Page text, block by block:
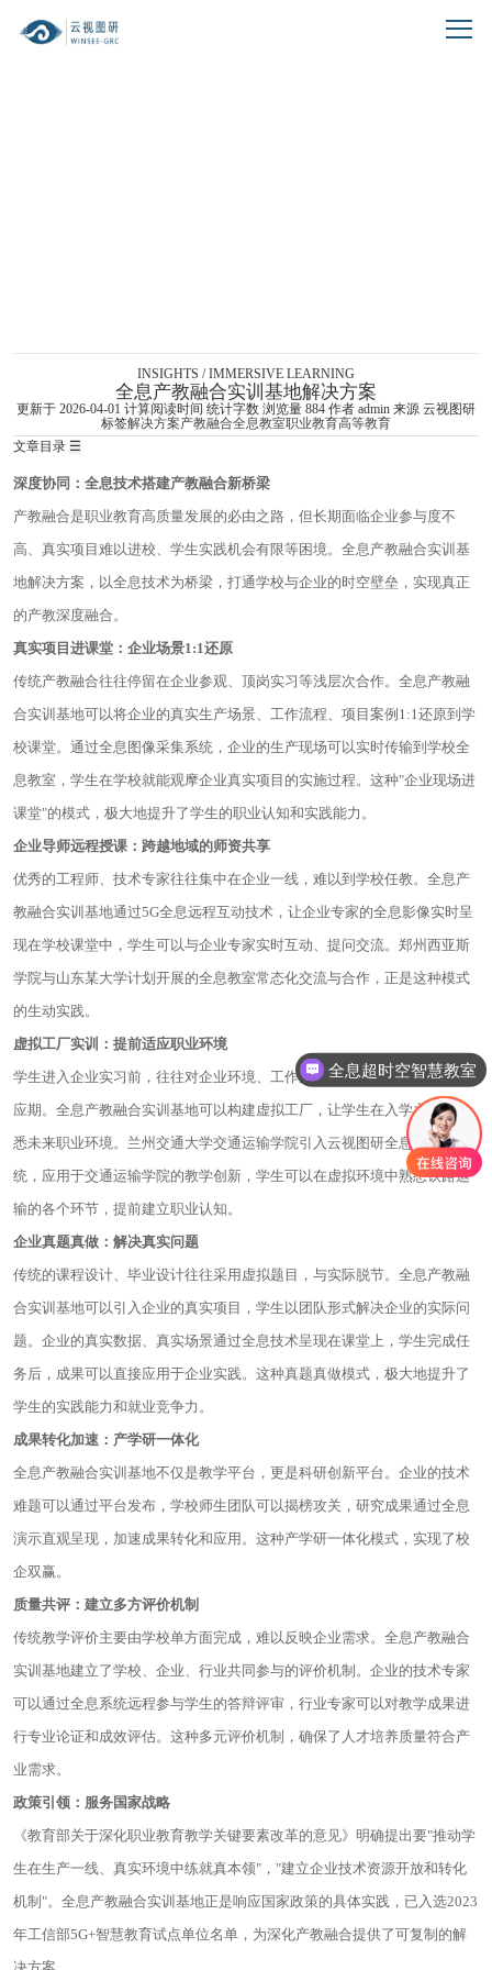
INSIGHTS / IMMERSIVE LEARNING
全息产教融合实训基地解决方案
更新于 2026-04-01 计算阅读时间 统计字数 浏览量 884 作者 admin 来源 云视图研
标签解决方案产教融合全息教室职业教育高等教育
文章目录 ☰
深度协同：全息技术搭建产教融合新桥梁
产教融合是职业教育高质量发展的必由之路，但长期面临企业参与度不
高、真实项目难以进校、学生实践机会有限等困境。全息产教融合实训基
地解决方案，以全息技术为桥梁，打通学校与企业的时空壁垒，实现真正
的产教深度融合。
真实项目进课堂：企业场景1:1还原
传统产教融合往往停留在企业参观、顶岗实习等浅层次合作。全息产教融
合实训基地可以将企业的真实生产场景、工作流程、项目案例1:1还原到学
校课堂。通过全息图像采集系统，企业的生产现场可以实时传输到学校全
息教室，学生在学校就能观摩企业真实项目的实施过程。这种"企业现场进
课堂"的模式，极大地提升了学生的职业认知和实践能力。
企业导师远程授课：跨越地域的师资共享
优秀的工程师、技术专家往往集中在企业一线，难以到学校任教。全息产
教融合实训基地通过5G全息远程互动技术，让企业专家的全息影像实时呈
现在学校课堂中，学生可以与企业专家实时互动、提问交流。郑州西亚斯
学院与山东某大学计划开展的全息教室常态化交流与合作，正是这种模式
的生动实践。
虚拟工厂实训：提前适应职业环境
学生进入企业实习前，往往对企业环境、工作流程不熟悉，需要较长的适
应期。全息产教融合实训基地可以构建虚拟工厂，让学生在入学之初就熟
悉未来职业环境。兰州交通大学交通运输学院引入云视图研全息教室系
统，应用于交通运输学院的教学创新，学生可以在虚拟环境中熟悉铁路运
输的各个环节，提前建立职业认知。
企业真题真做：解决真实问题
传统的课程设计、毕业设计往往采用虚拟题目，与实际脱节。全息产教融
合实训基地可以引入企业的真实项目，学生以团队形式解决企业的实际问
题。企业的真实数据、真实场景通过全息技术呈现在课堂上，学生完成任
务后，成果可以直接应用于企业实践。这种真题真做模式，极大地提升了
学生的实践能力和就业竞争力。
成果转化加速：产学研一体化
全息产教融合实训基地不仅是教学平台，更是科研创新平台。企业的技术
难题可以通过平台发布，学校师生团队可以揭榜攻关，研究成果通过全息
演示直观呈现，加速成果转化和应用。这种产学研一体化模式，实现了校
企双赢。
质量共评：建立多方评价机制
传统教学评价主要由学校单方面完成，难以反映企业需求。全息产教融合
实训基地建立了学校、企业、行业共同参与的评价机制。企业的技术专家
可以通过全息系统远程参与学生的答辩评审，行业专家可以对教学成果进
行专业论证和成效评估。这种多元评价机制，确保了人才培养质量符合产
业需求。
政策引领：服务国家战略
《教育部关于深化职业教育教学关键要素改革的意见》明确提出要"推动学
生在生产一线、真实环境中练就真本领"，"建立企业技术资源开放和转化
机制"。全息产教融合实训基地正是响应国家政策的具体实践，已入选2023
年工信部5G+智慧教育试点单位名单，为深化产教融合提供了可复制的解
全息超时空智慧教室